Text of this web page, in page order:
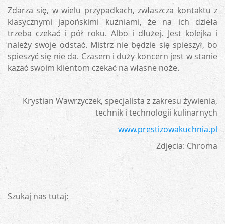
Zdarza się, w wielu przypadkach, zwłaszcza kontaktu z
klasycznymi japońskimi kuźniami, że na ich dzieła
trzeba czekać i pół roku. Albo i dłużej. Jest kolejka i
należy swoje odstać. Mistrz nie będzie się spieszył, bo
spieszyć się nie da. Czasem i duży koncern jest w stanie
kazać swoim klientom czekać na własne noże.
Krystian Wawrzyczek, specjalista z zakresu żywienia,
technik i technologii kulinarnych
www.prestizowakuchnia.pl
Zdjęcia: Chroma
Szukaj nas tutaj: